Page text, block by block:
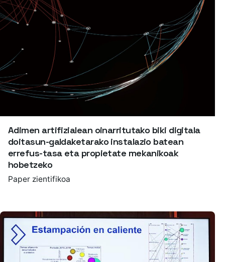
Adimen artifizialean oinarritutako biki digitala
doitasun-galdaketarako instalazio batean
errefus-tasa eta propietate mekanikoak
hobetzeko
Paper zientifikoa